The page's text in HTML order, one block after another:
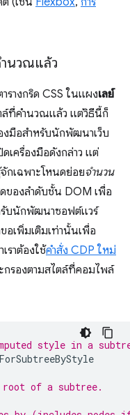
นวณแล้ว
รางกริด CSS ในแผงเลย์
ล์ที่คำนวณแล้ว แต่วิธีนี้ก็
งมือสำหรับนักพัฒนาเว็บ
เครื่องมือดังกล่าว แต่
กเฉพาะโหนดย่อยจำนวน
ของลําดับชั้น DOM เพื่อ
รับนักพัฒนาซอฟต์แวร์
อเพิ่มเติมเท่านั้นเพื่อ
ราต้องใช้คําสั่ง CDP ใหม่
กรองตามสไตล์ที่คอมไพล์
style in a
of a subtree.